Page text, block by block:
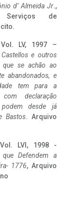
d’ Almeida Jr.,
Serviços de
LV, 1997 –
e outros
se achão ao
abandonados, e
tem para a
declaração
podem desde já
Bastos. Arquivo
LVI, 1998 -
Defendem a
1776, Arquivo